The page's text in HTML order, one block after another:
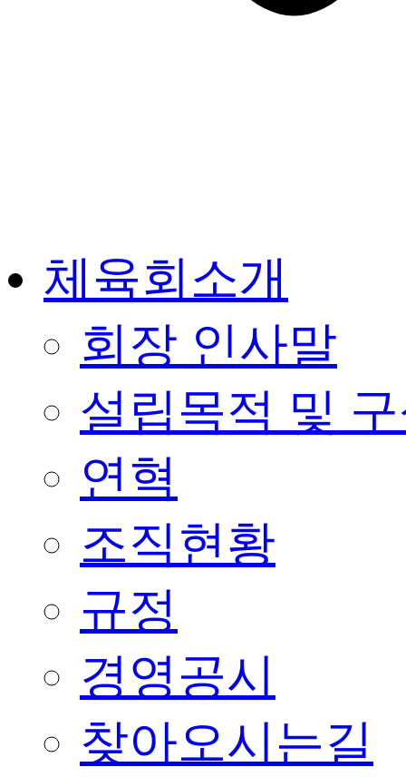
체육회소개
회장 인사말
설립목적 및
연혁
조직현황
규정
경영공시
찾아오시는길